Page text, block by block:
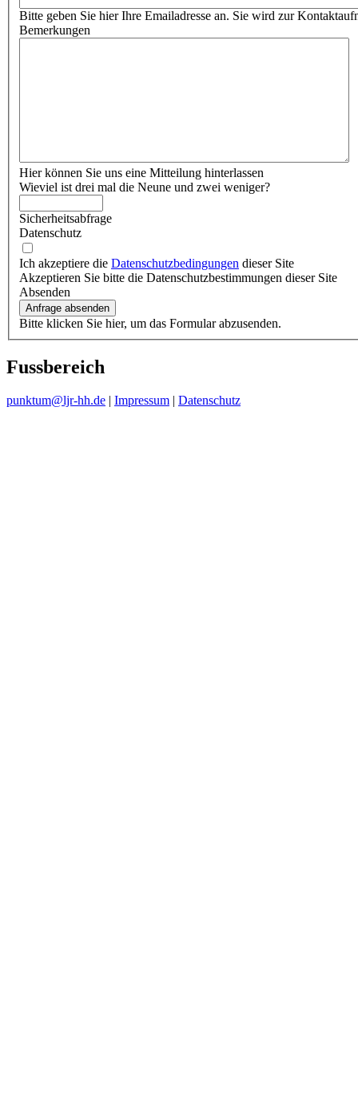
Bitte geben Sie hier Ihre Emailadresse an. Sie wird zur
Bemerkungen
Hier können Sie uns eine Mitteilung hinterlassen
Wieviel ist drei mal die Neune und zwei weniger?
Sicherheitsabfrage
Datenschutz
Ich akzeptiere die Datenschutzbedingungen dieser Site
Akzeptieren Sie bitte die Datenschutzbestimmungen dieser Site
Absenden
Bitte klicken Sie hier, um das Formular abzusenden.
Fussbereich
punktum@ljr-hh.de | Impressum | Datenschutz